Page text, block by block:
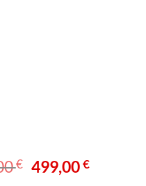
€ El
499,00€El